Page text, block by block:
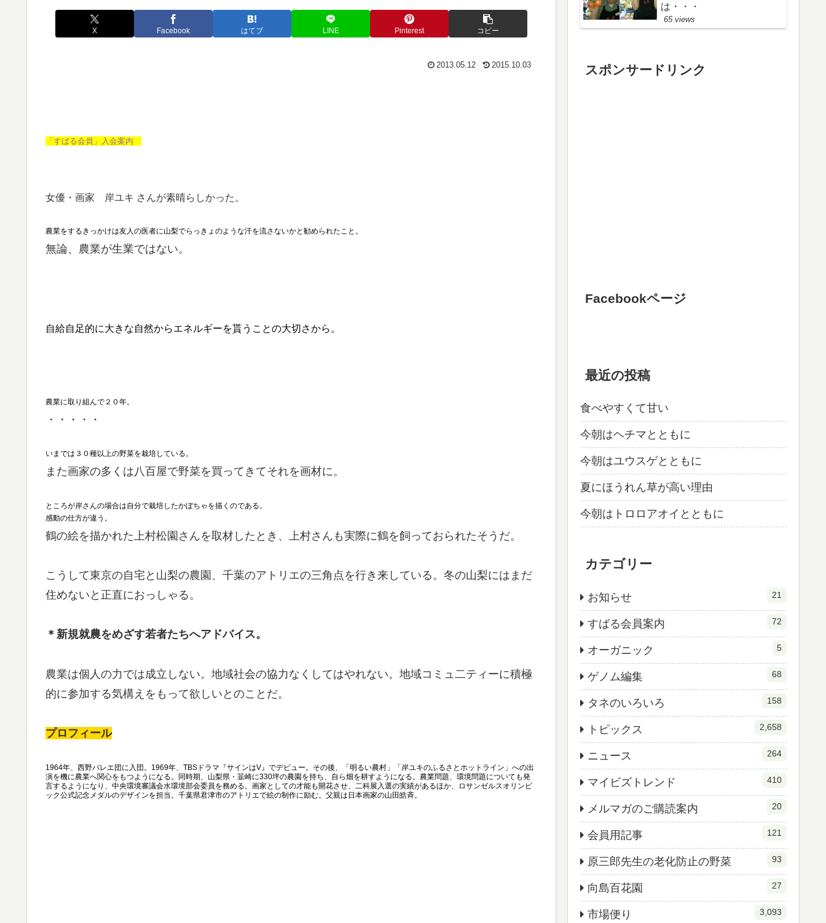
X Facebook はてブ LINE Pinterest コピー
2013.05.12 2015.10.03
「すばる会員」入会案内
女優・画家 岸ユキ さんが素晴らしかった。
農業をするきっかけは友人の医者に山梨でらっきょのような汗を流さないかと勧められたこと。
無論、農業が生業ではない。
自給自足的に大きな自然からエネルギーを貰うことの大切さから。
農業に取り組んで２０年。
・・・・・
いまでは３０種以上の野菜を栽培している。
また画家の多くは八百屋で野菜を買ってきてそれを画材に。
ところが岸さんの場合は自分で栽培したかぼちゃを描くのである。
感動の仕方が違う。
鶴の絵を描かれた上村松園さんを取材したとき、上村さんも実際に鶴を飼っておられたそうだ。
こうして東京の自宅と山梨の農園、千葉のアトリエの三角点を行き来している。冬の山梨にはまだ
住めないと正直におっしゃる。
＊新規就農をめざす若者たちへアドバイス。
農業は個人の力では成立しない。地域社会の協力なくしてはやれない。地域コミュ二ティーに積極
的に参加する気構えをもって欲しいとのことだ。
プロフィール
1964年、西野バレエ団に入団。1969年、TBSドラマ『サインはV』でデビュー。その後、「明るい農村」「岸ユキのふるさとホットライン」への出
演を機に農業へ関心をもつようになる。同時期、山梨県・韮崎に330坪の農園を持ち、自ら畑を耕すようになる。農業問題、環境問題についても発
言するようになり、中央環境審議会水環境部会委員を務める。画家としての才能も開花させ、二科展入選の実績があるほか、ロサンゼルスオリンピ
ック公式記念メダルのデザインを担当。千葉県君津市のアトリエで絵の制作に励む。父親は日本画家の山田皓斉。
は・・・
65 views
スポンサードリンク
Facebookページ
最近の投稿
食べやすくて甘い
今朝はヘチマとともに
今朝はユウスゲとともに
夏にほうれん草が高い理由
今朝はトロロアオイとともに
カテゴリー
お知らせ 21
すばる会員案内 72
オーガニック 5
ゲノム編集 68
タネのいろいろ 158
トピックス 2,658
ニュース 264
マイビズトレンド 410
メルマガのご購読案内 20
会員用記事 121
原三郎先生の老化防止の野菜 93
向島百花園 27
市場便り 3,093